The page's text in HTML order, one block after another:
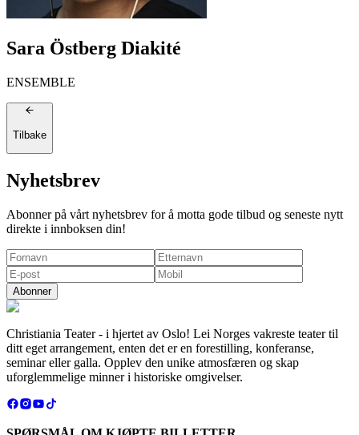
Sara Östberg Diakité
ENSEMBLE
Tilbake
Nyhetsbrev
Abonner på vårt nyhetsbrev for å motta gode tilbud og seneste nytt
direkte i innboksen din!
Abonner
Christiania Teater - i hjertet av Oslo! Lei Norges vakreste teater til
ditt eget arrangement, enten det er en forestilling, konferanse,
seminar eller galla. Opplev den unike atmosfæren og skap
uforglemmelige minner i historiske omgivelser.